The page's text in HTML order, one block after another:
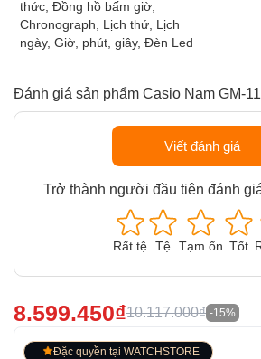
thức, Đồng hồ bấm giờ,
Chronograph, Lịch thứ, Lịch
ngày, Giờ, phút, giây, Đèn Led
Đánh giá sản phẩm Casio Nam GM-
Viết đánh giá
Trở thành người đầu tiên đánh
Rất tệ Tệ Tạm ổn Tốt
8.599.450₫10.117.000₫ -15%
Đặc quyền tại WATCHSTORE